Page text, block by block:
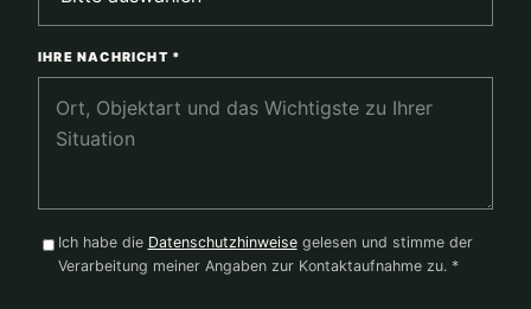
IHRE NACHRICHT *
Ich habe die Datenschutzhinweisegelesen und stimme der
Verarbeitung meiner Angaben zur Kontaktaufnahme zu. *